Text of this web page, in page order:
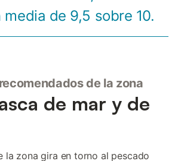
media de 9,5 sobre 10.
de la zona
de mar y de
la zona gira en torno al pescado